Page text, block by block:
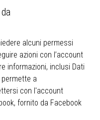
alcuni permessi
azioni con l’account
informazioni, inclusi Dati
a
con l'account
fornito da Facebook